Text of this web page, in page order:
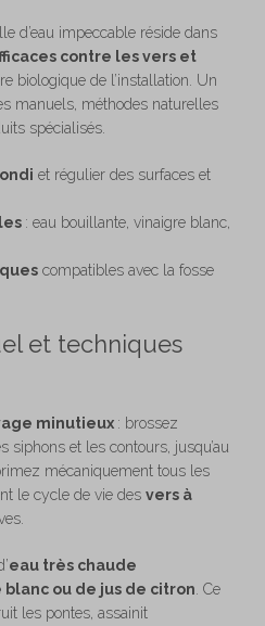
d’eau impeccable réside dans
contre les vers et
biologique de l’installation. Un
manuels, méthodes naturelles
spécialisés.
et régulier des surfaces et
: eau bouillante, vinaigre blanc,
compatibles avec la fosse
et techniques
minutieux : brossez
siphons et les contours, jusqu’au
mécaniquement tous les
le cycle de vie des vers à
eau très chaude
ou de jus de citron . Ce
les pontes, assainit